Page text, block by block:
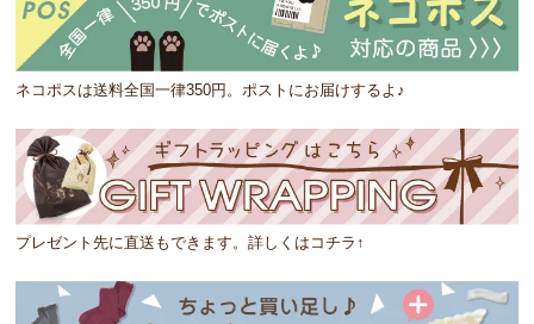
ネコポスは送料全国一律350円。ポストにお届けするよ♪
プレゼント先に直送もできます。詳しくはコチラ↑